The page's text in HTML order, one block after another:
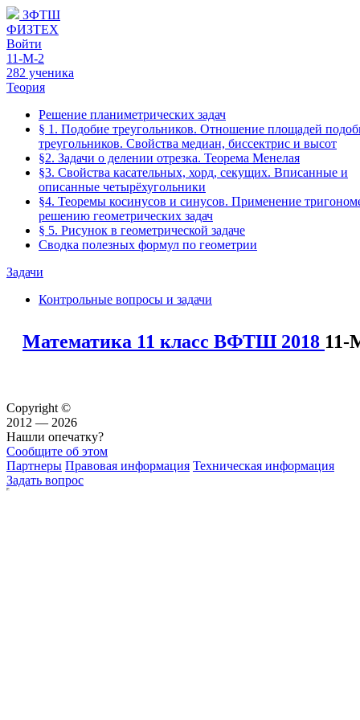
ЗФТШ
ФИЗТЕХ
Войти
11-М-2
282 ученика
Теория
Решение планиметрических задач
§ 1. Подобие треугольников. Отношение площадей
треугольников. Свойства медиан, биссектрис и высот
§2. Задачи о делении отрезка. Теорема Менелая
§3. Свойства касательных, хорд, секущих. Вписанные и
описанные четырёхугольники
§4. Теоремы косинусов и синусов. Применение
решению геометрических задач
§ 5. Рисунок в геометрической задаче
Сводка полезных формул по геометрии
Задачи
Контрольные вопросы и задачи
Математика 11 класс ВФТШ 2018 11-
Copyright ©
2012 — 2026
Нашли опечатку?
Сообщите об этом
Партнеры Правовая информация Техническая информация
Задать вопрос